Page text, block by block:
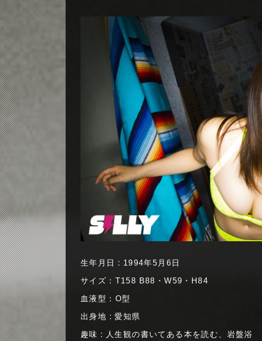
生年月日 : 1994年5月6日
サイズ：T158 B88・W59・H84
血液型：O型
出身地 : 愛知県
趣味 : 人生観の書いてある本を読む、岩盤浴